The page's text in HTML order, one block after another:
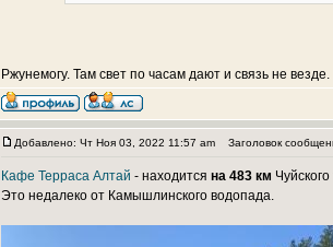
Ржунемогу. Там свет по часам дают и связь не
Добавлено: Чт Ноя 03, 2022 11:57 am Заголовок
Кафе Терраса Алтай - находится на 483 км
Это недалеко от Камышлинского водопада.